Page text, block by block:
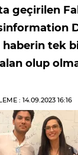
geçirilen
haberin tek
olup
: 14.09.2023 16:16